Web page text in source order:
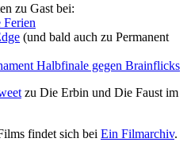
zu Gast bei:
Ferien
(und bald auch zu Permanent
Halbfinale gegen Brainflicks
zu Die Erbin und Die Faust im
findet sich bei Ein Filmarchiv.